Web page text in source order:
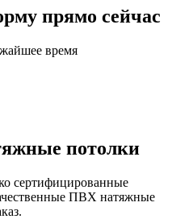
прямо сейчас
время
потолки
сертифицированные
ПВХ натяжные